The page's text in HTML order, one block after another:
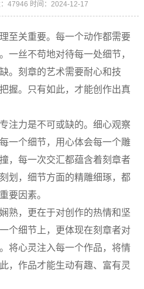
47946 时间：2024-12-17
至关重要。每一个动作都需要
一丝不苟地对待每一处细节，
。刻章的艺术需要耐心和技
握。只有如此，才能创作出真
注力是不可或缺的。细心观察
一个细节，用心体会每一个雕
，每一次交汇都蕴含着刻章者
划，细节方面的精雕细琢，都
要因素。
熟，更在于对创作的热情和坚
个细节上，更体现在刻章者对
将心灵注入每一个作品，将情
，作品才能生动有趣、富有灵